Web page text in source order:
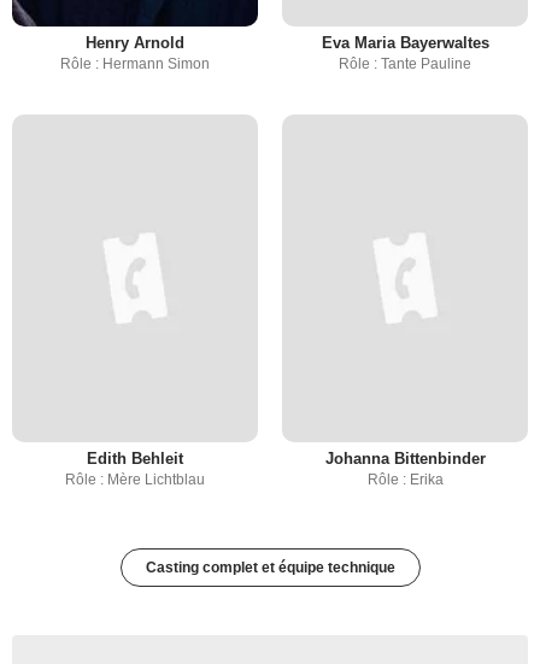
Henry Arnold
Rôle : Hermann Simon
Eva Maria Bayerwaltes
Rôle : Tante Pauline
Edith Behleit
Rôle : Mère Lichtblau
Johanna Bittenbinder
Rôle : Erika
Casting complet et équipe technique